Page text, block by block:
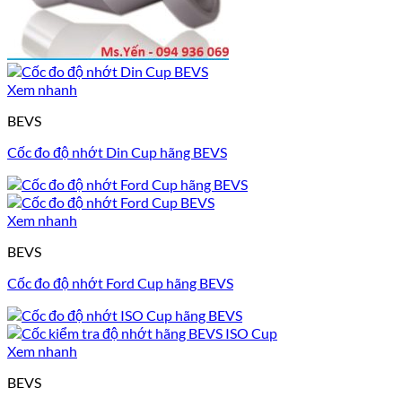
Xem nhanh
BEVS
Cốc đo độ nhớt Din Cup hãng BEVS
Xem nhanh
BEVS
Cốc đo độ nhớt Ford Cup hãng BEVS
Xem nhanh
BEVS